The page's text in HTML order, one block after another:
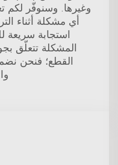
وغيرها. وسنوفّر لكم
أي مشكلة أثناء
استجابة سريعة
المشكلة تتعلّق
القطع؛ فنحن